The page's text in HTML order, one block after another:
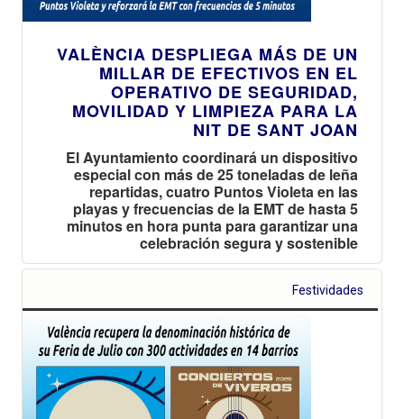
VALÈNCIA DESPLIEGA MÁS DE UN
MILLAR DE EFECTIVOS EN EL
OPERATIVO DE SEGURIDAD,
MOVILIDAD Y LIMPIEZA PARA LA
NIT DE SANT JOAN
El Ayuntamiento coordinará un dispositivo
especial con más de 25 toneladas de leña
repartidas, cuatro Puntos Violeta en las
playas y frecuencias de la EMT de hasta 5
minutos en hora punta para garantizar una
celebración segura y sostenible
Festividades